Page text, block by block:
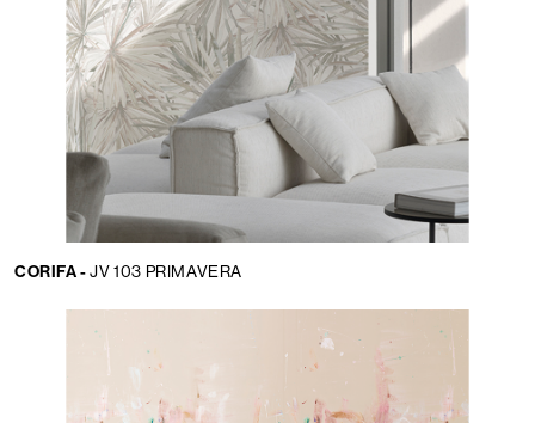
CORIFA -JV 103 PRIMAVERA